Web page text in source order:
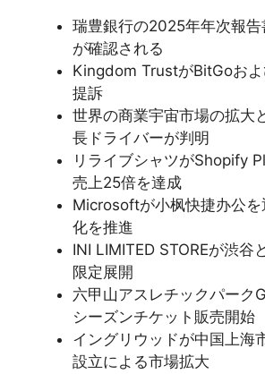
瑞豊銀行の2025年年次報
が確認される
Kingdom TrustがBitGoお
提訴
世界の商業宇宙市場の拡大
長ドライバーが判明
リライブシャツがShopify
売上25倍を達成
Microsoftが小枫快捷办公
化を推進
INI LIMITED STOREが渋谷
限定展開
六甲山アスレチックパーク
シーズンチケット販売開始
イングリウッドが中国上海
設立による市場拡大